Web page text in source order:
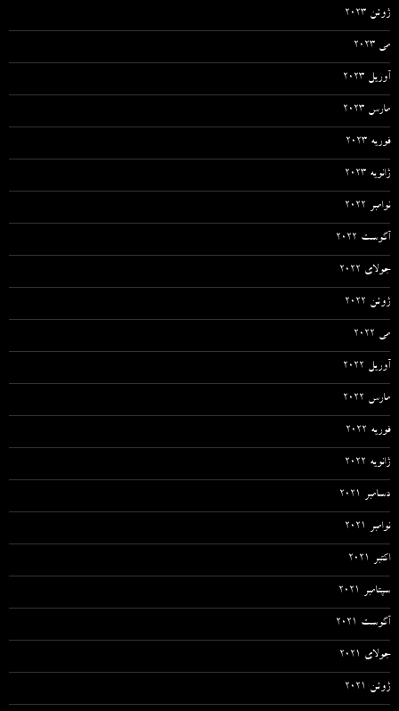
ژوئن 2023
می 2023
آوریل 2023
مارس 2023
فوریه 2023
ژانویه 2023
نوامبر 2022
آگوست 2022
جولای 2022
ژوئن 2022
می 2022
آوریل 2022
مارس 2022
فوریه 2022
ژانویه 2022
دسامبر 2021
نوامبر 2021
اکتبر 2021
سپتامبر 2021
آگوست 2021
جولای 2021
ژوئن 2021